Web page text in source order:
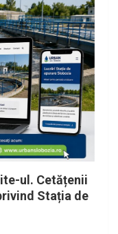
ul. Cetățenii
Stația de